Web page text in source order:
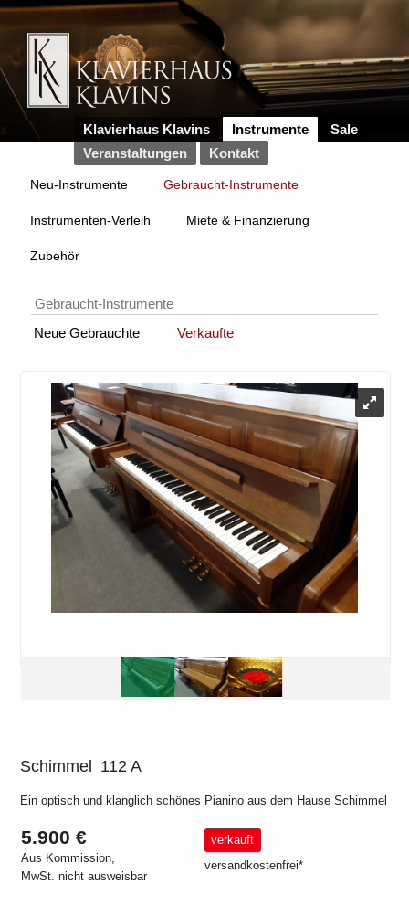
Klavierhaus Klavins Instrumente
Sale
Veranstaltungen
Kontakt
Neu-Instrumente Gebraucht-Instrumente
Instrumenten-Verleih Miete & Finanzierung
Zubehör
Gebraucht-Instrumente
Neue Gebrauchte
Verkaufte
Schimmel 112 A
Ein optisch und klanglich schönes Pianino aus dem Hause Schimmel
5.900 €
Aus Kommission,
MwSt. nicht ausweisbar
verkauft
versandkostenfrei*